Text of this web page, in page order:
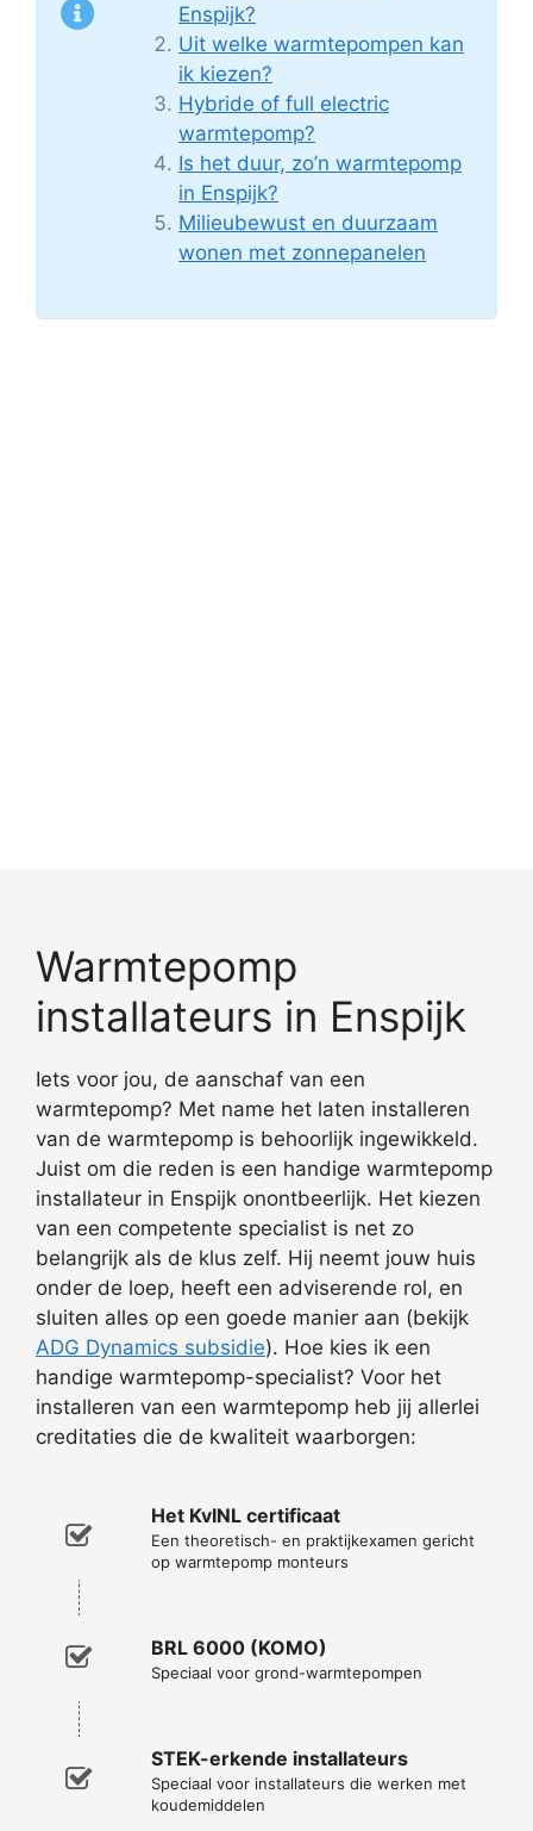
Enspijk?
Uit welke warmtepompen kan
ik kiezen?
Hybride of full electric
warmtepomp?
Is het duur, zo’n warmtepomp
in Enspijk?
Milieubewust en duurzaam
wonen met zonnepanelen
Warmtepomp
installateurs in Enspijk
Iets voor jou, de aanschaf van een
warmtepomp? Met name het laten installeren
van de warmtepomp is behoorlijk ingewikkeld.
Juist om die reden is een handige warmtepomp
installateur in Enspijk onontbeerlijk. Het kiezen
van een competente specialist is net zo
belangrijk als de klus zelf. Hij neemt jouw huis
onder de loep, heeft een adviserende rol, en
sluiten alles op een goede manier aan (bekijk
ADG Dynamics subsidie). Hoe kies ik een
handige warmtepomp-specialist? Voor het
installeren van een warmtepomp heb jij allerlei
creditaties die de kwaliteit waarborgen:
Het KvINL certificaat
Een theoretisch- en praktijkexamen gericht
op warmtepomp monteurs
BRL 6000 (KOMO)
Speciaal voor grond-warmtepompen
STEK-erkende installateurs
Speciaal voor installateurs die werken met
koudemiddelen